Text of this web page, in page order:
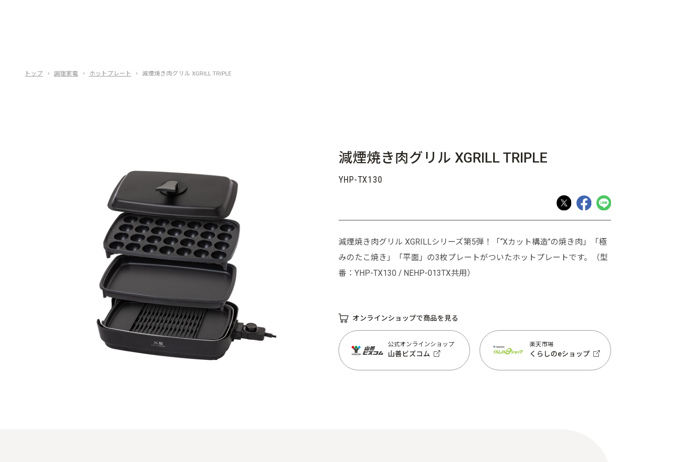
トップ 調理家電 ホットプレート 減煙焼き肉グリル XGRILL TRIPLE
減煙焼き肉グリル XGRILL TRIPLE
YHP-TX130
減煙焼き肉グリル XGRILLシリーズ第5弾！「“Xカット構造”の焼き肉」「極
みのたこ焼き」「平面」の3枚プレートがついたホットプレートです。（型
番：YHP-TX130 / NEHP-013TX共用）
オンラインショップで商品を見る
公式オンラインショップ
山善ビズコム
楽天市場
くらしのeショップ